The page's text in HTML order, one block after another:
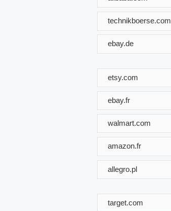
technikboerse.com
ebay.de
etsy.com
ebay.fr
walmart.com
amazon.fr
allegro.pl
target.com